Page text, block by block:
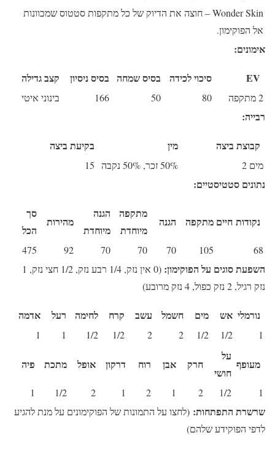
Wonder Skin– חוצה את הדיוק של כל מתקפות סטטוס שמכוונות
אל הפוקימון.
אימונים:
EV סיכוי לכידה בסיס שמחה בסיס ניסיון קצב גדילה
2 מתקפה 80
50
166 בינוני איטי
רבייה:
קבוצת ביצה מין בקיעת ביצה
מים 2 50% זכר, 50% נקבה 15
נתונים סטטיסטיים:
נקודות חיים מתקפה הגנה
מתקפה
מיוחדת
הגנה
מיוחדת
מהירות
סך
הכל
68
105
70
70
70
92
475
השפעת סוגים על הפוקימון:
(0 אין נזק, 1/4 רבע נזק, 1/2 חצי נזק, 1
נזק רגיל, 2 נזק כפול, 4 נזק מרובע)
נורמלי אש מים חשמל עשב קרח לחימה רעל אדמה
1
1/2
1/2
2
2
1/2
1/2
1
1
מעופף
על
חושי
חרק אבן רוח דרקון אופל מתכת פיה
1
1/2
2
1
2
1
2
1/2
1
שרשרת התפתחות: (לחצו על התמונות של הפוקימונים על מנת להגיע
לדפי הפוקידע שלהם)